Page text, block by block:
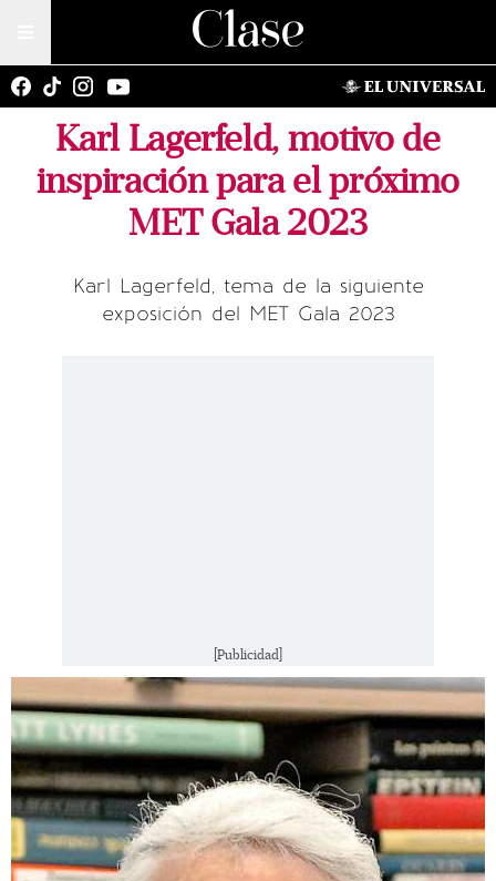
Karl Lagerfeld, motivo de
inspiración para el próximo
MET Gala 2023
Karl Lagerfeld, tema de la siguiente
exposición del MET Gala 2023
[Publicidad]